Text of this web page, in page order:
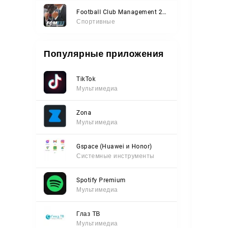
Football Club Management 2023
Спортивные
Популярные приложения
TikTok
Мультимедиа
Zona
Мультимедиа
Gspace (Huawei и Honor)
Системные инструменты
Spotify Premium
Мультимедиа
Глаз ТВ
Мультимедиа